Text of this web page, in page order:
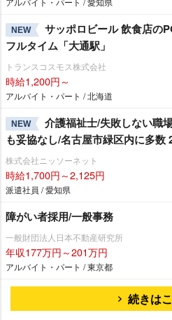
NEW
サッポロビール 飲食店の
フルタイム「大通駅」
トランスコスモス株式会社
時給1,200円～
アルバイト・パート / 北海道
NEW
介護福祉士/失敗しない職
も妥協なし/名古屋市緑区内に多数
株式会社ニッソーネット
時給1,700円～2,125円
派遣社員 / 愛知県
障がい者採用/一般事務
一般財団法人日本不動産研究所
年収177万円～201万円
アルバイト・パート / 東京都
続きは